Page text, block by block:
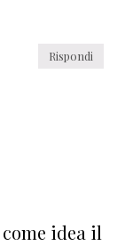
Rispondi
idea il